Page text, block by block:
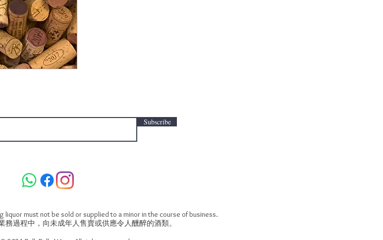
Subscribe
liquor must not be sold or supplied to a minor in the course of business.
務過程中，向未成年人售賣或供應令人醺醉的酒類。